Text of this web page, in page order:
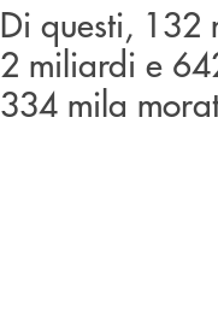
Di questi, 132
2 miliardi e
334 mila